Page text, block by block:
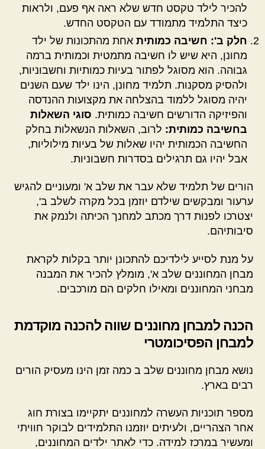
להכיר לילד טקסט חדש שלא ראה אף פעם, ולראות
כיצד התלמיד מתמודד עם הטקסט החדש.
חלק ב': חשיבה כמותית אחת מהתכונות של ילד
מחונן, היא שיש לו חשיבה מתמטית וכמותית ברמה
גבוהה. הוא מסוגל לפתור בעיות כמותיות וחשבוניות,
ולהסיק מסקנות. תלמיד מחונן, הינו ילד שעם השנים
יהיה מסוגל ללמוד בהצלחה את מקצועות ההנדסה
והפיזיקה הדורשים חשיבה כמותית. סוגי השאלות
בחשיבה כמותית: לרוב, השאלות הנשאלות בחלק
החשיבה הכמותית יהיו שאלות של בעיות מילוליות,
אבל יהיו גם תרגילים בסדרות חשבוניות.
הורים של תלמיד שלא עבר את שלב א' ומעוניים להגיש
ערעור ומבקשים שילדם יוזמן בכל מקרה לשלב ב',
יצטרכו לפנות דרך מכתב למחנך הכיתה ולנמק את
סיבותיהם.
על מנת לסייע לילדיכם להתכונן יותר בקלות לקראת
מבחן המחוננים שלב א', מומלץ להכיר את המבנה
מבחני המחוננים ומאילו חלקים הם מורכבים.
הכנה למבחן מחוננים שווה להכנה מוקדמת
למבחן הפסיכומטרי
נושא מבחן מחוננים שלב ב כמה זמן הינו מעסיק הורים
רבים בארץ.
מספר תוכניות העשרה למחוננים יתקיימו בצורת חוג
אחר הצהריים, ולעיתים יוזמנו התלמידים לבוקר חוויתי
ומעשיר במרכז למידה. כדי לאתר ילדים המחוננים,